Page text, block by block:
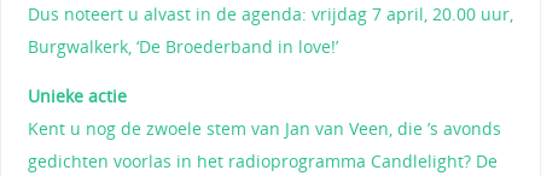
Dus noteert u alvast in de agenda: vrijdag 7 april, 20.00 uur,
Burgwalkerk, ‘De Broederband in love!’
Unieke actie
Kent u nog de zwoele stem van Jan van Veen, die ’s avonds
gedichten voorlas in het radioprogramma Candlelight? De